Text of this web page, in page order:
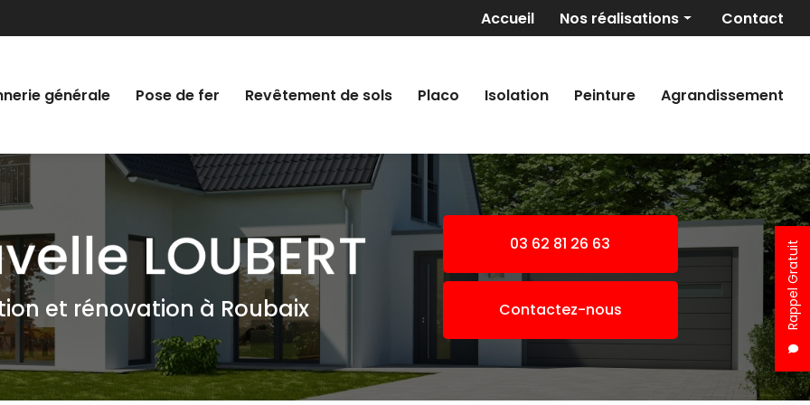
Navigation secondaire
Accueil Nos réalisations
Revêtement de sols
Peinture
Pose de fer
Agrandissement
Contact
Rappel Gratuit
générale Pose de fer Revêtement de sols Placo Isolation Peinture Agrandissement
et rénovation à Roubaix
03 62 81 26 63
Contactez-nous